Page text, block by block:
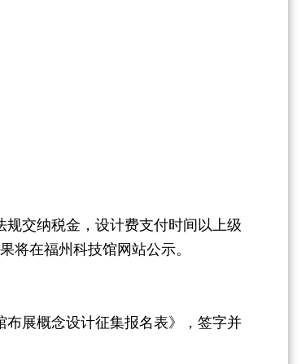
交纳税金，设计费支付时间以上级
将在福州科技馆网站公示。
展概念设计征集报名表》，签字并